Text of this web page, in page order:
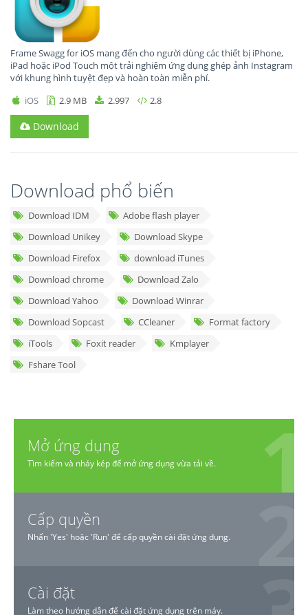
Frame Swagg for iOS mang đến cho người dùng các thiết bị iPhone,
iPad hoặc iPod Touch một trải nghiệm ứng dụng ghép ảnh Instagram
với khung hình tuyệt đẹp và hoàn toàn miễn phí.
iOS
2.9 MB 2.997 2.8
Download
Download phổ biến
Download IDM
Adobe flash player
Download Unikey
Download Skype
Download Firefox
download iTunes
Download chrome
Download Zalo
Download Yahoo
Download Winrar
Download Sopcast
CCleaner
Format factory
iTools
Foxit reader
Kmplayer
Fshare Tool
Mở ứng dụng
Tìm kiếm và nháy kép để mở ứng dụng vừa tải về.
Cấp quyền
Nhấn 'Yes' hoặc 'Run' để cấp quyền cài đặt ứng dụng.
Cài đặt
Làm theo hướng dẫn để cài đặt ứng dụng trên máy.